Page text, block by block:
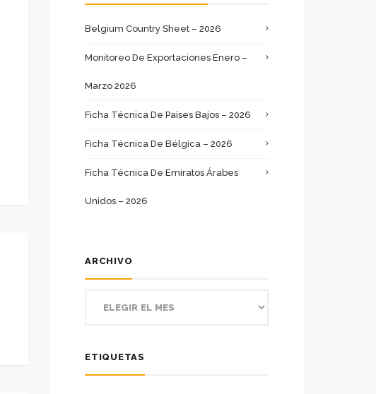
Belgium Country Sheet – 2026
Monitoreo De Exportaciones Enero –
Marzo 2026
Ficha Técnica De Países Bajos – 2026
Ficha Técnica De Bélgica – 2026
Ficha Técnica De Emiratos Árabes
Unidos – 2026
ARCHIVO
ETIQUETAS